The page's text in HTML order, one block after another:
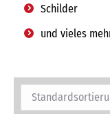
Schilder
und vieles